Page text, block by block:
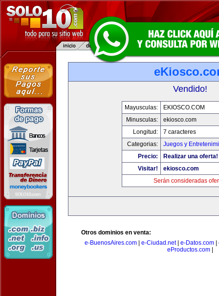
Vendido!
Mayusculas:
EKIOSCO.COM
Minusculas:
ekiosco.com
Longitud:
7 caracteres
Categorias:
Juegos y
Precio:
Realizar una oferta!
Visitar!
ekiosco.com
Serán consideradas
Otros dominios en venta:
e-BuenosAires.com| e-Ciudad.net| e-Datos.com|
eProductos.com